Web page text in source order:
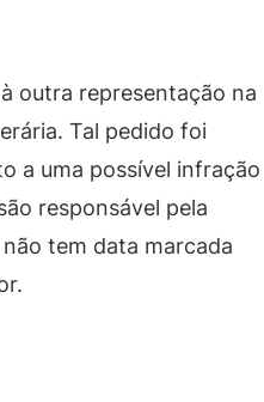
outra representação na
Tal pedido foi
a uma possível infração
responsável pela
tem data marcada